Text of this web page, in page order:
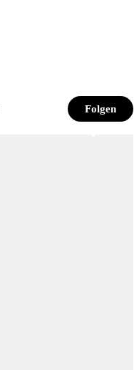
Folgen